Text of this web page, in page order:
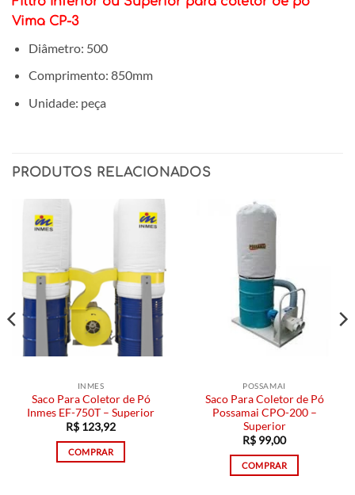
Vima CP-3
Diâmetro: 500
Comprimento: 850mm
Unidade: peça
PRODUTOS RELACIONADOS
INMES
Saco Para Coletor de Pó
Inmes EF-750T – Superior
R$ 123,92
COMPRAR
POSSAMAI
Saco Para Coletor de Pó
Possamai CPO-200 –
Superior
R$ 99,00
COMPRAR